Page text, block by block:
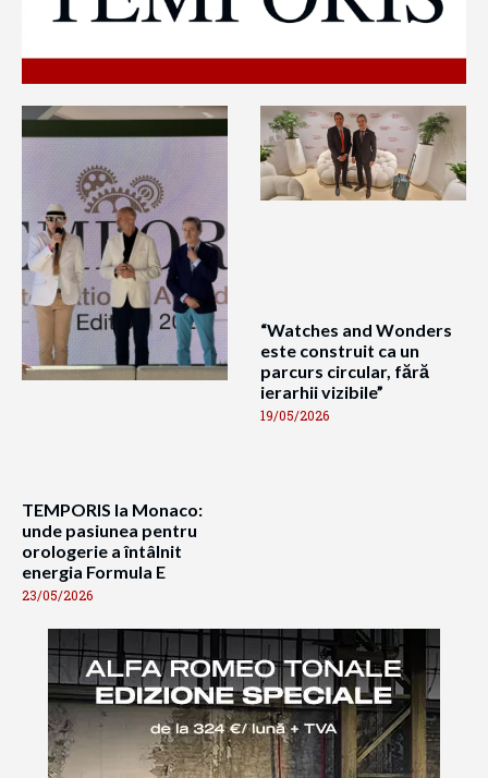
TEMPORIS la Monaco:
unde pasiunea pentru
orologerie a întâlnit
energia Formula E
23/05/2026
“Watches and Wonders
este construit ca un
parcurs circular, fără
ierarhii vizibile”
19/05/2026